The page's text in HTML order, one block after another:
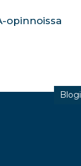
opinnoissa
Blogi